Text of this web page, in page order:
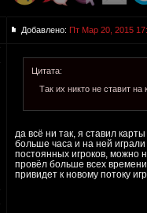
Добавлено: Пт Мар 20, 2015
Цитата:
Так их никто не ставит на
да всё ни так, я ставил
больше часа и на ней
постоянных игроков, можно
провёл больше всех
привидет к новому потоку